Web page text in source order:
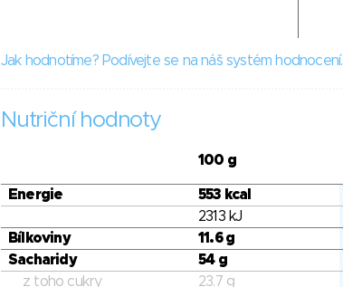
Jak hodnotíme? Podívejte se na náš systém hodnocení.
Nutriční hodnoty
100 g
Energie 553 kcal
2313 kJ
Bílkoviny
11.6 g
Sacharidy
54 g
z toho cukry
23.7 g